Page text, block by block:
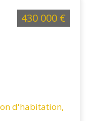
d'habitation,
430 000 €